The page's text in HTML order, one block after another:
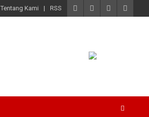
Tentang Kami RSS